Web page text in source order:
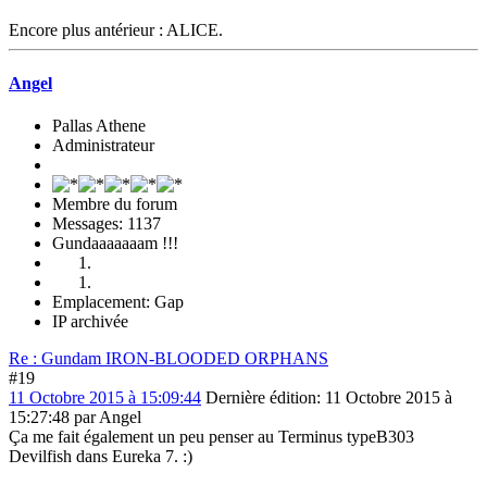
Encore plus antérieur : ALICE.
Angel
Pallas Athene
Administrateur
Membre du forum
Messages: 1137
Gundaaaaaaam !!!
Emplacement: Gap
IP archivée
Re : Gundam IRON-BLOODED ORPHANS
#19
11 Octobre 2015 à 15:09:44 Dernière édition: 11 Octobre 2015 à
15:27:48 par Angel
Ça me fait également un peu penser au Terminus typeB303
Devilfish dans Eureka 7. :)